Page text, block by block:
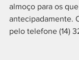
almoço para os
antecipadamente.
pelo telefone (14)